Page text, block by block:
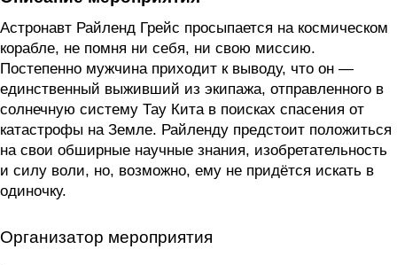
Астронавт Райленд Грейс просыпается на космическом
корабле, не помня ни себя, ни свою миссию.
Постепенно мужчина приходит к выводу, что он —
единственный выживший из экипажа, отправленного в
солнечную систему Тау Кита в поисках спасения от
катастрофы на Земле. Райленду предстоит положиться
на свои обширные научные знания, изобретательность
и силу воли, но, возможно, ему не придётся искать в
одиночку.
Организатор мероприятия